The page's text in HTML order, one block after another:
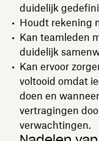
duidelijk
Houdt rekening
Kan teamleden
duidelijk
Kan ervoor
voltooid omdat
doen en
vertragingen
verwachtingen.